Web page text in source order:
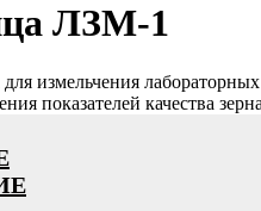
ЛЗМ-1
измельчения
показателей качества